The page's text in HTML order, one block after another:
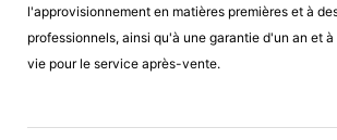
l'approvisionnement en matières premières et à
professionnels, ainsi qu'à une garantie d'un an et
vie pour le service après-vente.